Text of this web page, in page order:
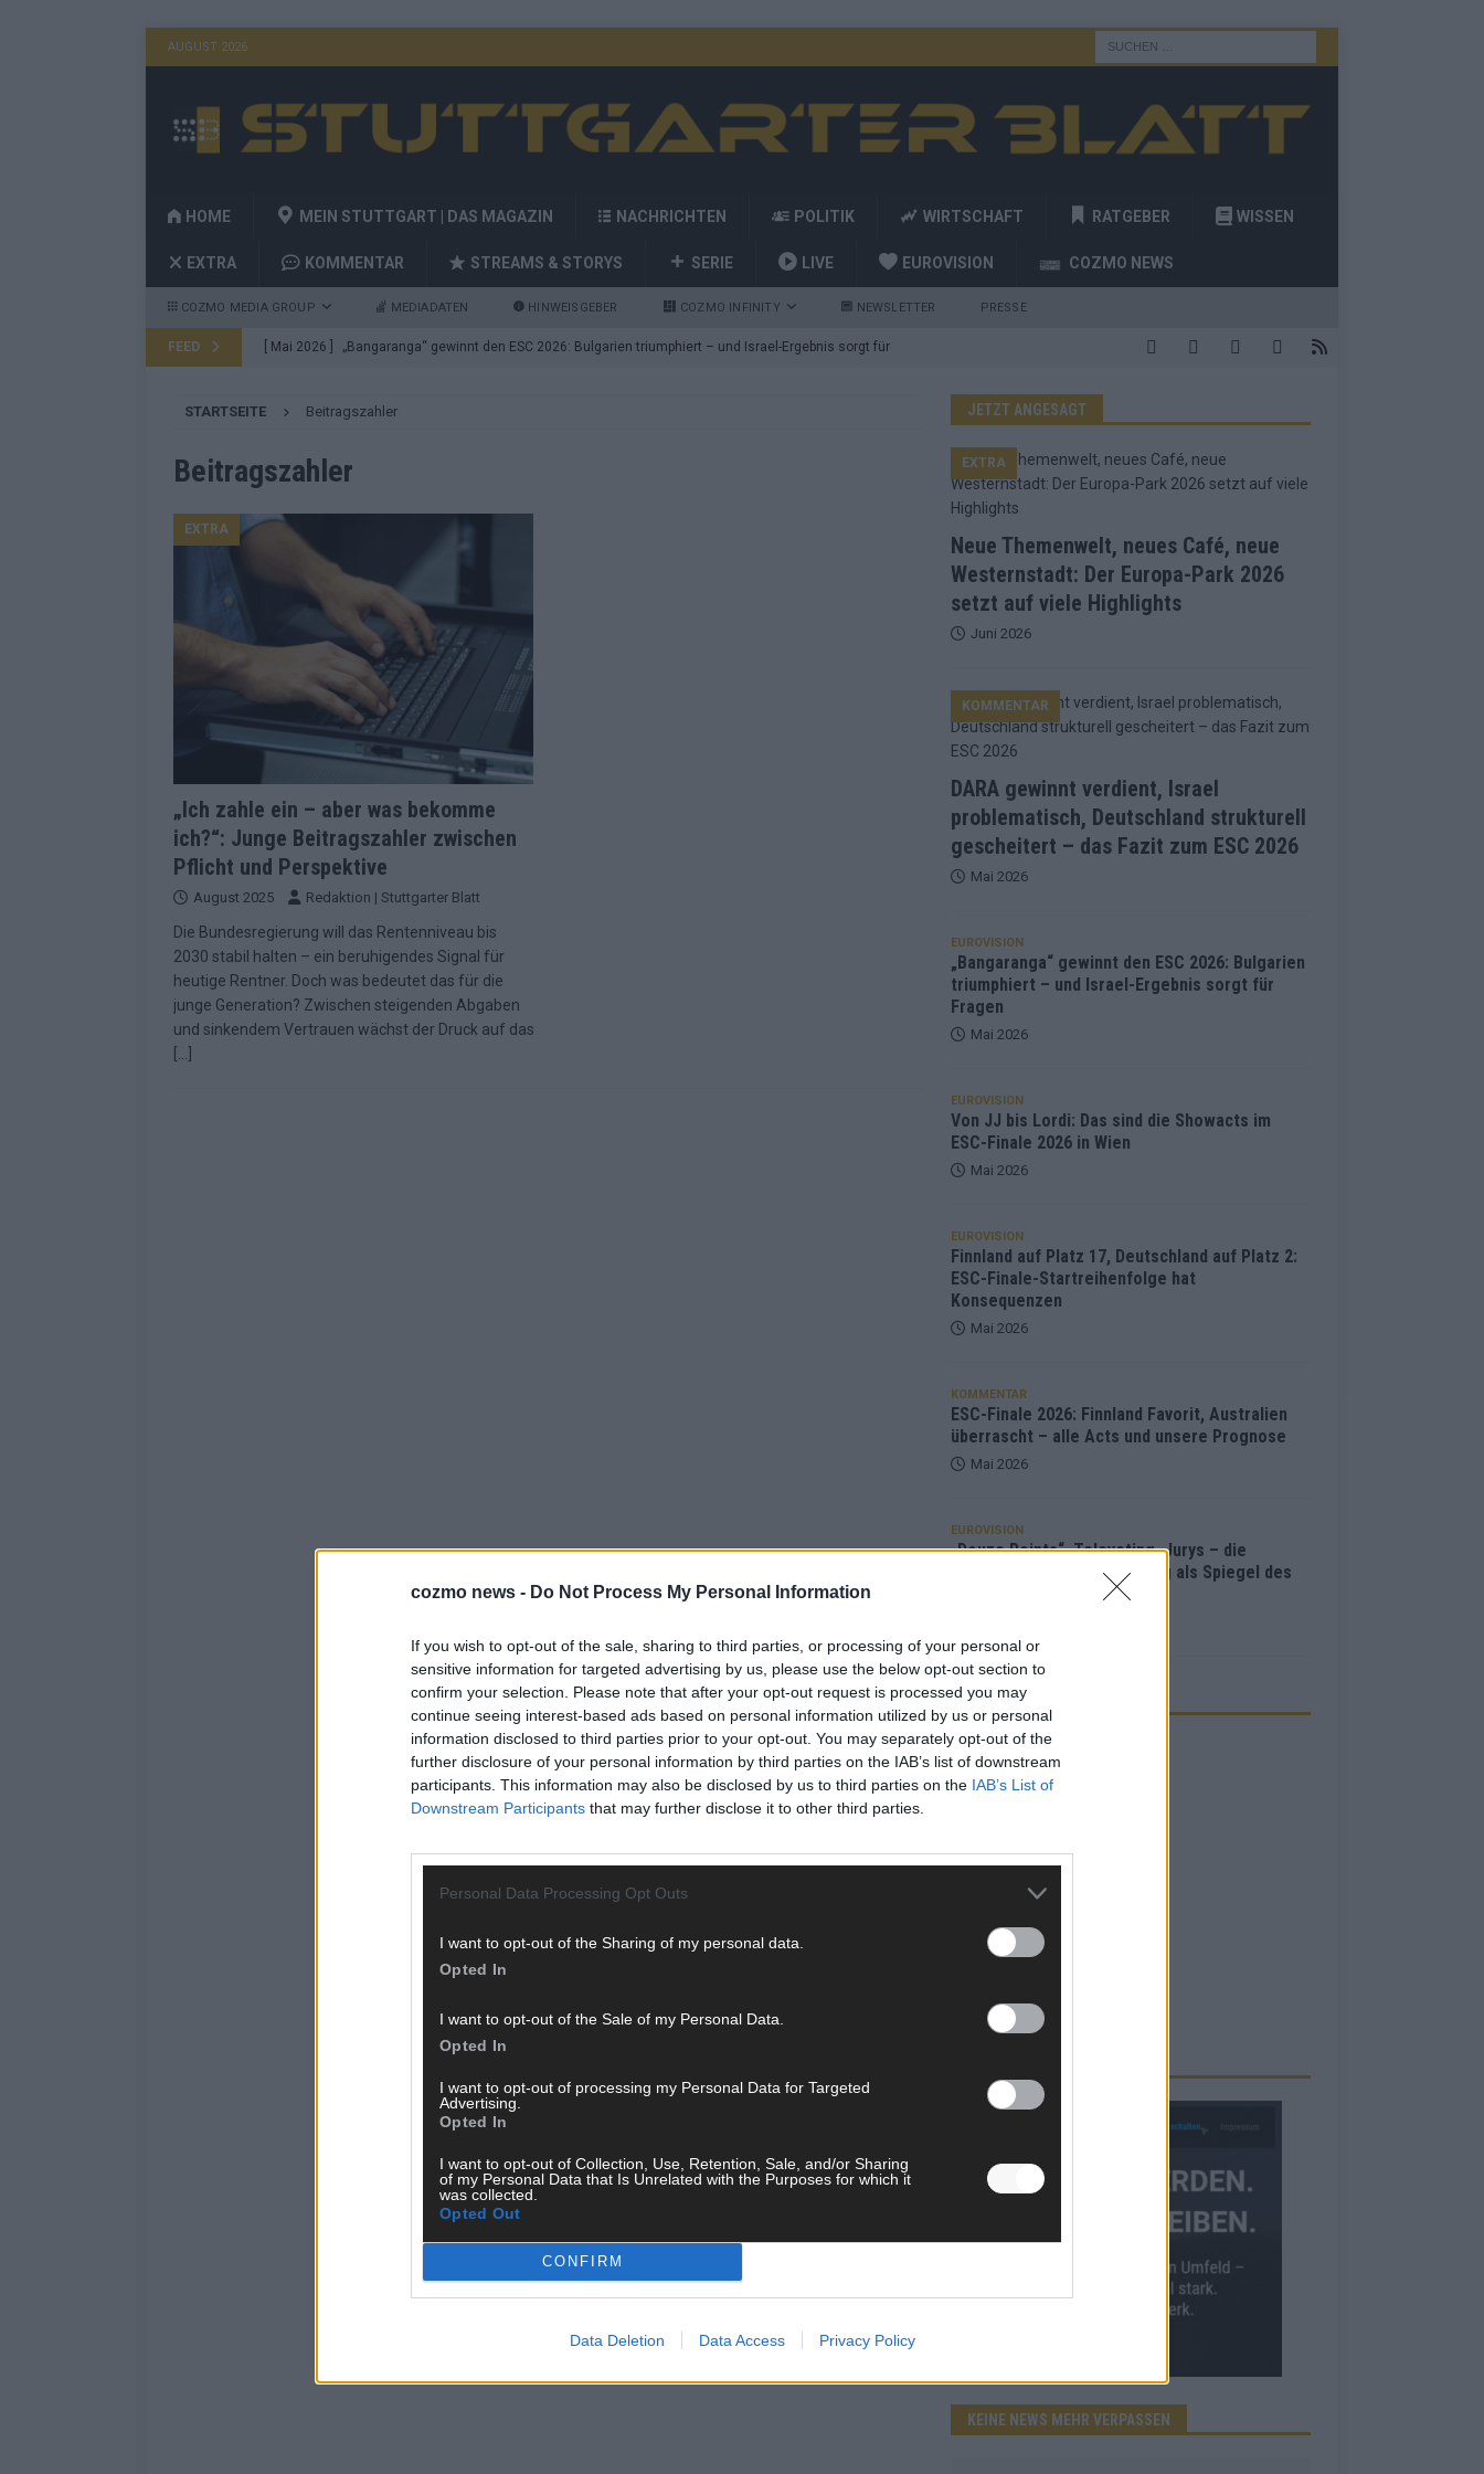
cozmo news - Do Not Process My Personal Information
If you wish to opt-out of the sale, sharing to third parties, or processing of your personal or
sensitive information for targeted advertising by us, please use the below opt-out section to
confirm your selection. Please note that after your opt-out request is processed you may
continue seeing interest-based ads based on personal information utilized by us or personal
information disclosed to third parties prior to your opt-out. You may separately opt-out of the
further disclosure of your personal information by third parties on the IAB’s list of downstream
participants. This information may also be disclosed by us to third parties on the IAB’s List of
Downstream Participants that may further disclose it to other third parties.
Personal Data Processing Opt Outs
I want to opt-out of the Sharing of my personal data.
Opted In
I want to opt-out of the Sale of my Personal Data.
Opted In
I want to opt-out of processing my Personal Data for Targeted
Advertising.
Opted In
I want to opt-out of Collection, Use, Retention, Sale, and/or Sharing
of my Personal Data that Is Unrelated with the Purposes for which it
was collected.
Opted Out
CONFIRM
Data Deletion Data Access Privacy Policy
AUGUST 2026
HOME MEIN STUTTGART | DAS MAGAZIN NACHRICHTEN POLITIK WIRTSCHAFT RATGEBER WISSEN
EXTRA KOMMENTAR STREAMS & STORYS SERIE LIVE EUROVISION COZMO NEWS
COZMO MEDIA GROUP MEDIADATEN HINWEISGEBER COZMO INFINITY NEWSLETTER PRESSE
FEED [ Mai 2026 ] „Bangaranga“ gewinnt den ESC 2026: Bulgarien triumphiert – und Israel-Ergebnis sorgt für
[ Mai 2026 ] Von JJ bis Lordi: Das sind die Showacts im ESC-Finale 2026 in Wien
[ Mai 2026 ]
[ Mai 2026 ]
KOMMENTAR
[ Mai 2026 ] „Douze Points“, Televoting, Jurys – die Geschichte der ESC-Wertung als Spiegel des
Wettbewerbs EUROVISION
[ Mai 2026 ] ESC-Finale komplett: 20 Qualifikanten, vier Big-Four-Länder, ein Gastgeber – alle Acts im
EUROVISION
[ Mai 2026 ] ESC 2026: JJ performt „Unknown“, Walzer zu kurz, Moderation zu provinziell – das Fazit zum
[ Mai 2026 ] Quoten vor ESC-Halbfinale 2: Dänemark vorne, Aserbaidschan chancenlos – Zypern
überrascht negativ
[ Juni 2026 ] Neue Themenwelt, neues Café, neue Westernstadt: Der Europa-Park 2026 setzt auf viele
Highlights EXTRA
[ Mai 2026 ] DARA gewinnt verdient, Israel problematisch, Deutschland strukturell gescheitert – das
Fazit zum ESC 2026 KOMMENTAR
STARTSEITE Beitragszahler
Beitragszahler
EXTRA
„Ich zahle ein – aber was bekomme
ich?“: Junge Beitragszahler zwischen
Pflicht und Perspektive
August 2025 Redaktion | Stuttgarter Blatt
Die Bundesregierung will das Rentenniveau bis
2030 stabil halten – ein beruhigendes Signal für
heutige Rentner. Doch was bedeutet das für die
junge Generation? Zwischen steigenden Abgaben
und sinkendem Vertrauen wächst der Druck auf das
JETZT ANGESAGT
Neue Themenwelt, neues Café, neue
Westernstadt: Der Europa-Park 2026
setzt auf viele Highlights
EXTRA
Juni 2026
DARA gewinnt verdient, Israel
problematisch, Deutschland strukturell
gescheitert – das Fazit zum ESC 2026
KOMMENTAR
Mai 2026
EUROVISION
„Bangaranga“ gewinnt den ESC 2026: Bulgarien
triumphiert – und Israel-Ergebnis sorgt für
Fragen
Mai 2026
EUROVISION
Von JJ bis Lordi: Das sind die Showacts im
ESC-Finale 2026 in Wien
Mai 2026
EUROVISION
Finnland auf Platz 17, Deutschland auf Platz 2:
ESC-Finale-Startreihenfolge hat
Konsequenzen
Mai 2026
KOMMENTAR
ESC-Finale 2026: Finnland Favorit, Australien
überrascht – alle Acts und unsere Prognose
Mai 2026
EUROVISION
„Douze Points“, Televoting, Jurys – die
Geschichte der ESC-Wertung als Spiegel des
ANZEIGE
KEINE NEWS MEHR VERPASSEN